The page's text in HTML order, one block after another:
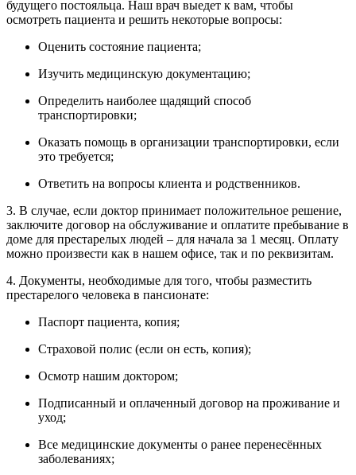
будущего постояльца. Наш врач выедет к вам, чтобы
осмотреть пациента и решить некоторые вопросы:
Оценить состояние пациента;
Изучить медицинскую документацию;
Определить наиболее щадящий способ
транспортировки;
Оказать помощь в организации транспортировки, если
это требуется;
Ответить на вопросы клиента и родственников.
3. В случае, если доктор принимает положительное решение,
заключите договор на обслуживание и оплатите пребывание в
доме для престарелых людей – для начала за 1 месяц. Оплату
можно произвести как в нашем офисе, так и по реквизитам.
4. Документы, необходимые для того, чтобы разместить
престарелого человека в пансионате:
Паспорт пациента, копия;
Страховой полис (если он есть, копия);
Осмотр нашим доктором;
Подписанный и оплаченный договор на проживание и
уход;
Все медицинские документы о ранее перенесённых
заболеваниях;